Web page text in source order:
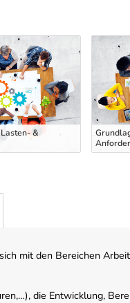
&
mit den Bereichen
die Entwicklung,